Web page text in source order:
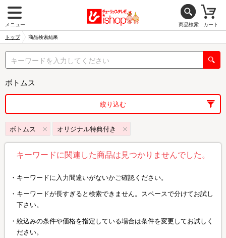
メニュー 商品検索 カート
トップ 商品検索結果
ボトムス
絞り込む
ボトムス オリジナル特典付き
キーワードに関連した商品は見つかりませんでした。
キーワードに入力間違いがないかご確認ください。
キーワードが長すぎると検索できません。スペースで分けてお試し
下さい。
絞込みの条件や価格を指定している場合は条件を変更してお試しく
ださい。